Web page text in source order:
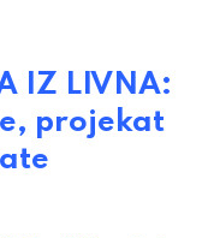
IZ LIVNA:
projekat